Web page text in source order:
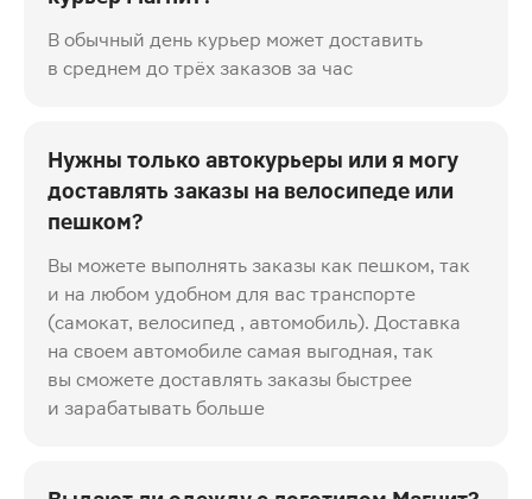
В обычный день курьер может доставить
в среднем до трёх заказов за час
Нужны только автокурьеры или я могу
доставлять заказы на велосипеде или
пешком?
Вы можете выполнять заказы как пешком, так
и на любом удобном для вас транспорте
(самокат, велосипед , автомобиль). Доставка
на своем автомобиле самая выгодная, так
вы сможете доставлять заказы быстрее
и зарабатывать больше